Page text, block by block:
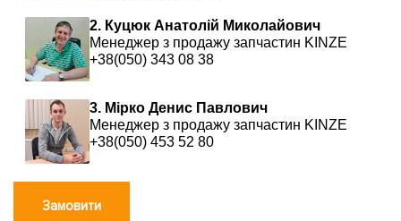
2. Куцюк Анатолій Миколайович
Менеджер з продажу запчастин KINZE
+38(050) 343 08 38
3. Мірко Денис Павлович
Менеджер з продажу запчастин KINZE
+38(050) 453 52 80
Замовити